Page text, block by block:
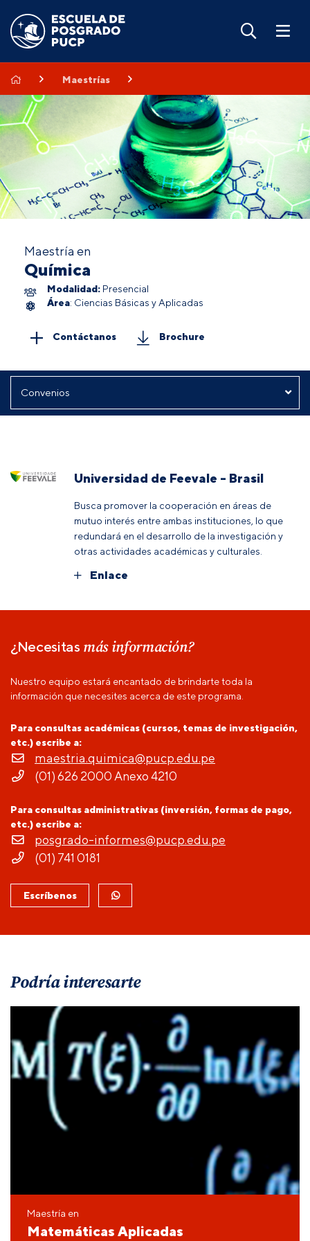
Maestrías
Maestría en
Química
Modalidad: Presencial
Área: Ciencias Básicas y Aplicadas
Contáctanos Brochure
Universidad de Feevale - Brasil
Busca promover la cooperación en áreas de
mutuo interés entre ambas instituciones, lo que
redundará en el desarrollo de la investigación y
otras actividades académicas y culturales.
Enlace
¿Necesitas más información?
Nuestro equipo estará encantado de brindarte toda la
información que necesites acerca de este programa.
Para consultas académicas (cursos, temas de investigación,
etc.) escribe a:
maestria.quimica@pucp.edu.pe
(01) 626 2000 Anexo 4210
Para consultas administrativas (inversión, formas de pago,
etc.) escribe a:
posgrado-informes@pucp.edu.pe
(01) 741 0181
Escríbenos
Podría interesarte
Maestría en
Matemáticas Aplicadas